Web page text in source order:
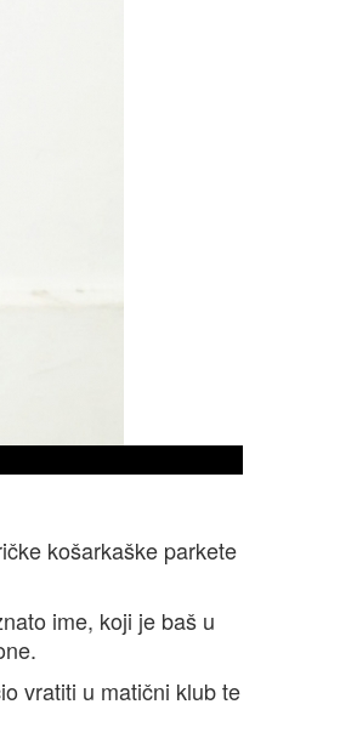
košarkaške parkete
ime, koji je baš u
vratiti u matični klub te